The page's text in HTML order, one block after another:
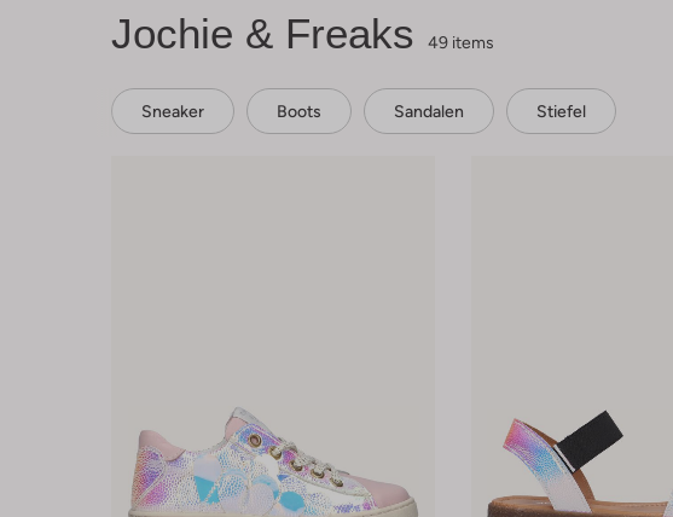
Jochie & Freaks 49 items
Sneaker Boots Sandalen Stiefel